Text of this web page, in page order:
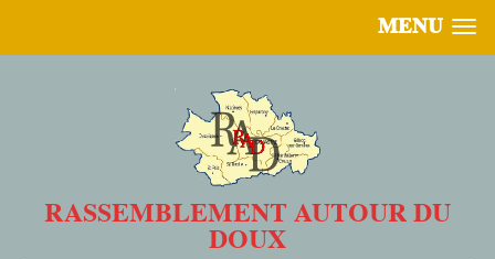
MENU
RASSEMBLEMENT AUTOUR DU
DOUX